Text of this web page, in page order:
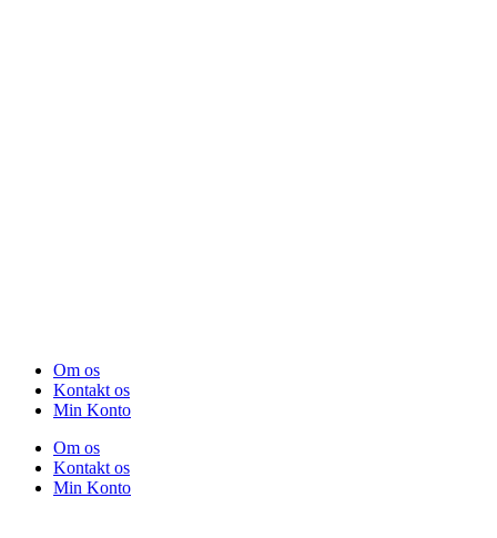
Om os
Kontakt os
Min Konto
Om os
Kontakt os
Min Konto